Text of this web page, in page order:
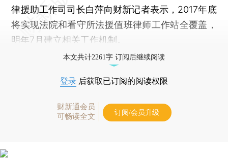
律援助工作司司长白萍向财新记者表示，2017年底
将实现法院和看守所法援值班律师工作站全覆盖，
明年7月建立相关工作机制。
本文共计2261字 订阅后继续阅读
登录 后获取已订阅的阅读权限
财新通会员
可畅读全文
订阅/会员升级